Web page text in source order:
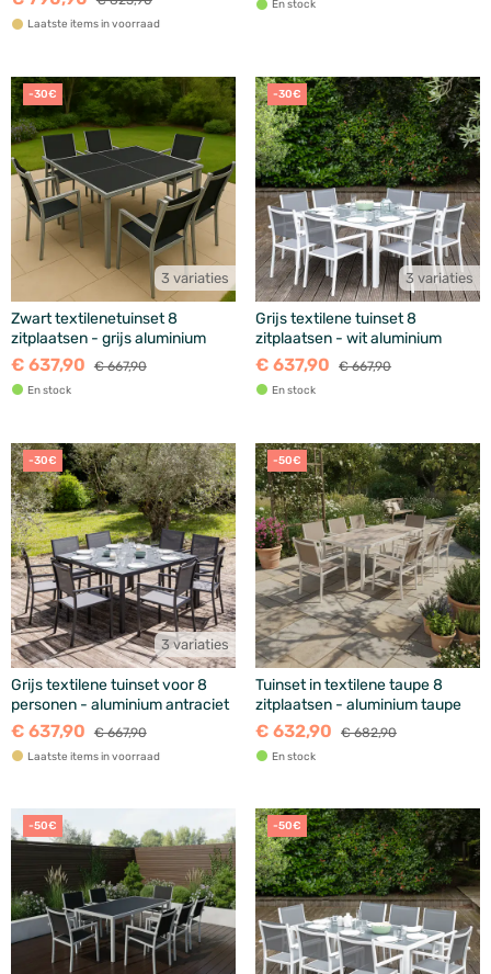
Laatste items in voorraad
En stock
-30€
3 variaties
Zwart textilenetuinset 8
zitplaatsen - grijs aluminium
€ 637,90 € 667,90
En stock
-30€
3 variaties
Grijs textilene tuinset 8
zitplaatsen - wit aluminium
€ 637,90 € 667,90
En stock
-30€
3 variaties
Grijs textilene tuinset voor 8
personen - aluminium antraciet
€ 637,90 € 667,90
Laatste items in voorraad
-50€
Tuinset in textilene taupe 8
zitplaatsen - aluminium taupe
€ 632,90 € 682,90
En stock
-50€ -50€